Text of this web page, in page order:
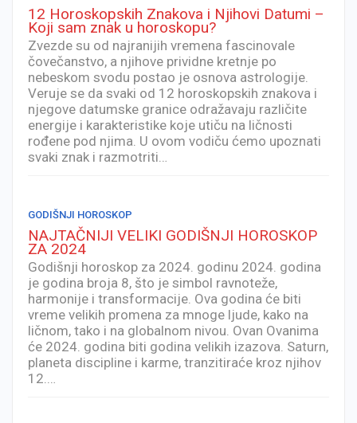
12 Horoskopskih Znakova i Njihovi Datumi –
Koji sam znak u horoskopu?
Zvezde su od najranijih vremena fascinovale
čovečanstvo, a njihove prividne kretnje po
nebeskom svodu postao je osnova astrologije.
Veruje se da svaki od 12 horoskopskih znakova i
njegove datumske granice odražavaju različite
energije i karakteristike koje utiču na ličnosti
rođene pod njima. U ovom vodiču ćemo upoznati
svaki znak i razmotriti…
GODIŠNJI HOROSKOP
NAJTAČNIJI VELIKI GODIŠNJI HOROSKOP
ZA 2024
Godišnji horoskop za 2024. godinu 2024. godina
je godina broja 8, što je simbol ravnoteže,
harmonije i transformacije. Ova godina će biti
vreme velikih promena za mnoge ljude, kako na
ličnom, tako i na globalnom nivou. Ovan Ovanima
će 2024. godina biti godina velikih izazova. Saturn,
planeta discipline i karme, tranzitiraće kroz njihov
12.…